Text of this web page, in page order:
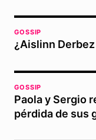
GOSSIP
¿Aislinn
GOSSIP
Paola y Sergio
pérdida de sus